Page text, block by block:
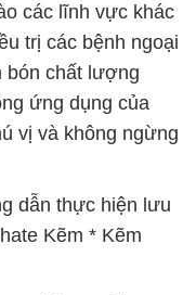
các lĩnh vực khác
trị các bệnh ngoại
bón chất lượng
ứng dụng của
vị và không ngừng
dẫn thực hiện lưu
Kẽm * Kẽm